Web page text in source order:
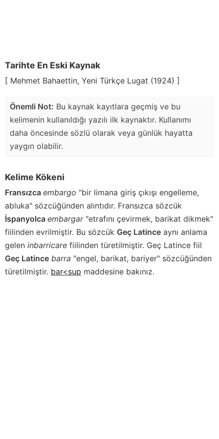
Tarihte En Eski Kaynak
[ Mehmet Bahaettin, Yeni Türkçe Lugat (1924) ]
Önemli Not: Bu kaynak kayıtlara geçmiş ve bu
kelimenin kullanıldığı yazılı ilk kaynaktır. Kullanımı
daha öncesinde sözlü olarak veya günlük hayatta
yaygın olabilir.
Kelime Kökeni
Fransızca embargo "bir limana giriş çıkışı engelleme,
abluka" sözcüğünden alıntıdır. Fransızca sözcük
İspanyolca embargar"etrafını çevirmek, barikat dikmek"
fiilinden evrilmiştir. Bu sözcük Geç Latince aynı anlama
gelen inbarricare fiilinden türetilmiştir. Geç Latince fiil
Geç Latince barra "engel, barikat, bariyer" sözcüğünden
türetilmiştir. bar<sup maddesine bakınız.